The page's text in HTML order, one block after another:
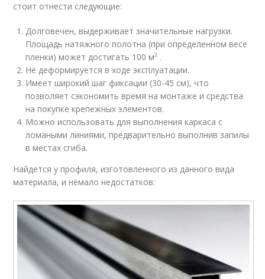
стоит отнести следующие:
Долговечен, выдерживает значительные нагрузки.
Площадь натяжного полотна (при определенном весе
пленки) может достигать 100 м² .
Не деформируется в ходе эксплуатации.
Имеет широкий шаг фиксации (30-45 см), что
позволяет сэкономить время на монтаже и средства
на покупке крепежных элементов.
Можно использовать для выполнения каркаса с
ломаными линиями, предварительно выполнив запилы
в местах сгиба.
Найдется у профиля, изготовленного из данного вида
материала, и немало недостатков: